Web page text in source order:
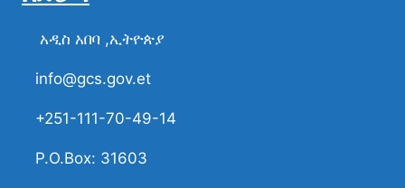
አዲስ አበባ ,ኢትዮጵያ
info@gcs.gov.et
+251-111-70-49-14
P.O.Box: 31603